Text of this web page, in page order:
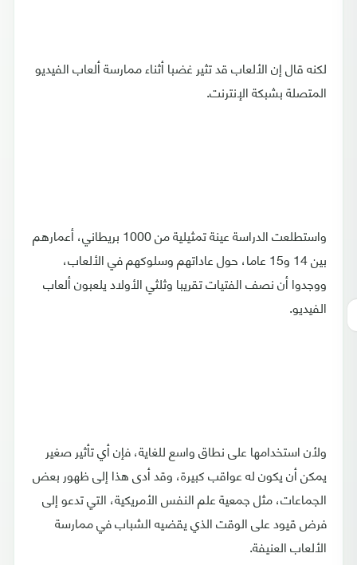
لكنه قال إن الألعاب قد تثير غضبا أثناء ممارسة ألعاب الفيديو
المتصلة بشبكة الإنترنت.
واستطلعت الدراسة عينة تمثيلية من 1000 بريطاني، أعمارهم
بين 14 و15 عاما، حول عاداتهم وسلوكهم في الألعاب،
ووجدوا أن نصف الفتيات تقريبا وثلثي الأولاد يلعبون ألعاب
الفيديو.
ولأن استخدامها على نطاق واسع للغاية، فإن أي تأثير صغير
يمكن أن يكون له عواقب كبيرة، وقد أدى هذا إلى ظهور بعض
الجماعات، مثل جمعية علم النفس الأمريكية، التي تدعو إلى
فرض قيود على الوقت الذي يقضيه الشباب في ممارسة
الألعاب العنيفة.